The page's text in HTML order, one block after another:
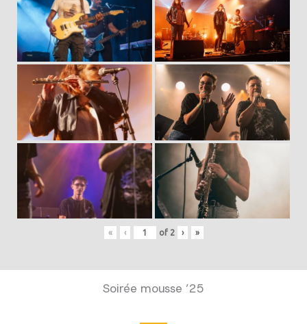
« ‹ of 2 › »
Soirée mousse ’25